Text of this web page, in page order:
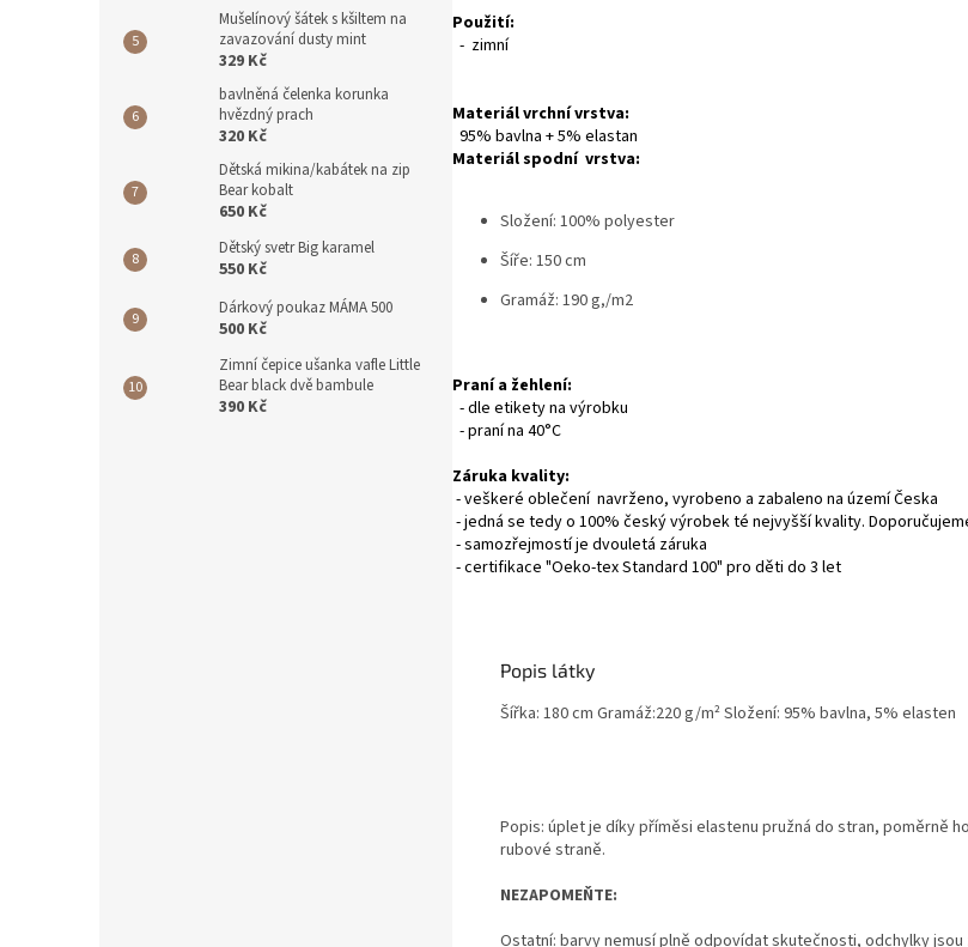
Mušelínový šátek s kšiltem na
zavazování dusty mint
329 Kč
bavlněná čelenka korunka
hvězdný prach
320 Kč
Dětská mikina/kabátek na zip
Bear kobalt
650 Kč
Dětský svetr Big karamel
550 Kč
Dárkový poukaz MÁMA 500
500 Kč
Zimní čepice ušanka vafle Little
Bear black dvě bambule
390 Kč
Použití:
- zimní
Materiál vrchní vrstva:
95% bavlna + 5% elastan
Materiál spodní vrstva:
Složení: 100% polyester
Šíře: 150 cm
Gramáž: 190 g,/m2
Praní a žehlení:
- dle etikety na výrobku
- praní na 40°C
Záruka kvality:
- veškeré oblečení navrženo, vyrobeno a zabaleno na území Česka
- jedná se tedy o 100% český výrobek té nejvyšší kvality.
- samozřejmostí je dvouletá záruka
- certifikace "Oeko-tex Standard 100" pro děti do 3 let
Popis látky
Šířka: 180 cm Gramáž:220 g/m² Složení: 95% bavlna, 5% elasten
Popis: úplet je díky příměsi elastenu pružná do stran, poměrně
rubové straně.
NEZAPOMEŇTE:
Ostatní: barvy nemusí plně odpovídat skutečnosti, odchylky